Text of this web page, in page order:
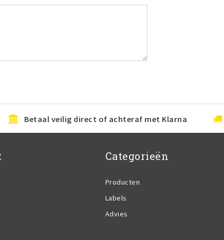
Betaal veilig direct of achteraf met Klarna
Categorieën
Producten
Labels
Advies